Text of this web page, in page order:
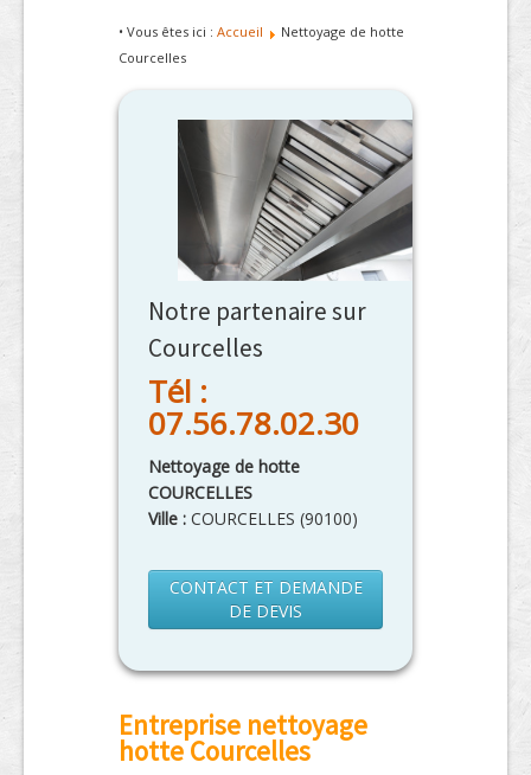
• Vous êtes ici : Accueil
Nettoyage de hotte
Courcelles
Notre partenaire sur
Courcelles
Tél :
07.56.78.02.30
Nettoyage de hotte
COURCELLES
Ville : COURCELLES (90100)
CONTACT ET DEMANDE
DE DEVIS
Entreprise nettoyage
hotte Courcelles